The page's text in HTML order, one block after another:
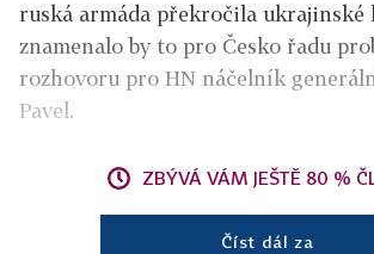
ruská armáda překročila ukrajinské
znamenalo by to pro Česko řadu
rozhovoru pro HN náčelník
Pavel.
ZBÝVÁ VÁM JEŠTĚ 80 %
Číst dál za